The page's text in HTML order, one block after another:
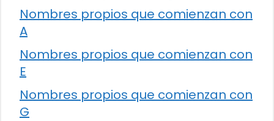
Nombres propios que comienzan con
A
Nombres propios que comienzan con
E
Nombres propios que comienzan con
G